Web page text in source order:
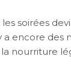
soirées
a encore des
nourriture